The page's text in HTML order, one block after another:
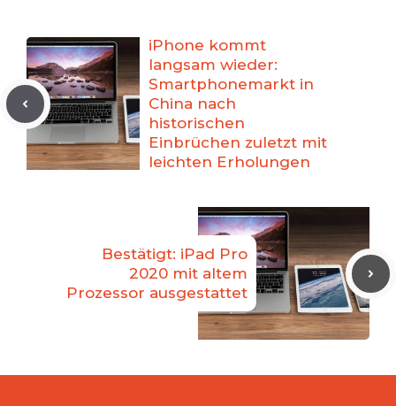
iPhone kommt
langsam wieder:
Smartphonemarkt in
China nach
historischen
Einbrüchen zuletzt mit
leichten Erholungen
Bestätigt: iPad Pro
2020 mit altem
Prozessor ausgestattet